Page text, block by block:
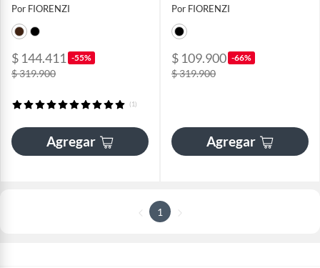
Por FIORENZI
$ 144.411 -55%
$ 319.900
(1)
Agregar
Por FIORENZI
$ 109.900 -66%
$ 319.900
Agregar
1